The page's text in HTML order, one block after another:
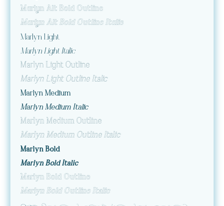
Marlyn Alt Bold Outline
Marlyn Alt Bold Outline Italic
Marlyn Light
Marlyn Light Italic
Marlyn Light Outline
Marlyn Light Outline Italic
Marlyn Medium
Marlyn Medium Italic
Marlyn Medium Outline
Marlyn Medium Outline Italic
Marlyn Bold
Marlyn Bold Italic
Marlyn Bold Outline
Marlyn Bold Outline Italic